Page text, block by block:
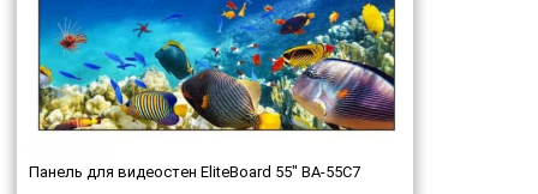
Панель для видеостен EliteBoard 55" BA-55C7